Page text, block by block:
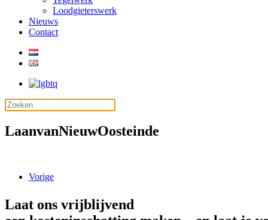
Loodgieterswerk
Nieuws
Contact
LaanvanNieuwOosteinde
Vorige
Laat ons vrijblijvend